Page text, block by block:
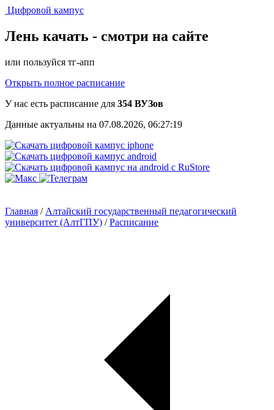
Цифровой кампус
Лень качать - смотри на сайте
или пользуйся тг-апп
Открыть полное расписание
У нас есть расписание для 354 ВУЗов
Данные актуальны на 07.08.2026, 06:27:19
Главная / Алтайский государственный педагогический
университет (АлтГПУ) /Расписание